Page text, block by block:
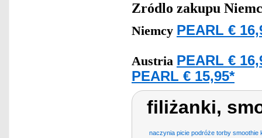
Zródlo zakupu
Niemcy PEARL €
Austria PEARL €
PEARL € 15,95*
filiżanki,
naczynia picie podróże torby